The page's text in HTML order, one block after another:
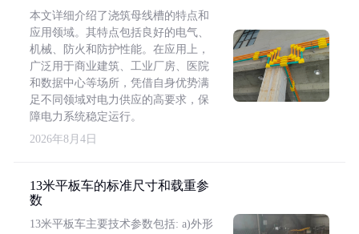
本文详细介绍了浇筑母线槽的特点和
应用领域。其特点包括良好的电气、
机械、防火和防护性能。在应用上，
广泛用于商业建筑、工业厂房、医院
和数据中心等场所，凭借自身优势满
足不同领域对电力供应的高要求，保
障电力系统稳定运行。
2026年8月4日
13米平板车的标准尺寸和载重参
数
13米平板车主要技术参数包括: a)外形